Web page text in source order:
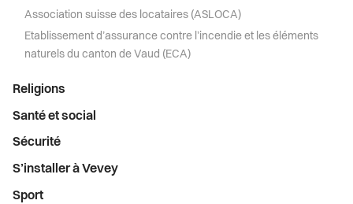
Vie de quartier
Association suisse des locataires (ASLOCA)
Etablissement d’assurance contre l’incendie et les éléments
naturels du canton de Vaud (ECA)
Religions
Santé et social
Sécurité
S’installer à Vevey
Sport